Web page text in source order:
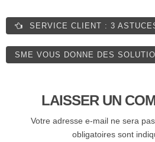
SERVICE CLIENT : 3
SME VOUS DONNE DES
LAISSER UN
Votre adresse e-mail ne sera pas
obligatoires sont